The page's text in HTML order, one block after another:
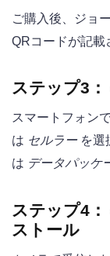
ご購入後、ジョ
QRコードが記載
ステップ3：
スマートフォン
は セルラーを選
は データパッケ
ステップ4：
ストール